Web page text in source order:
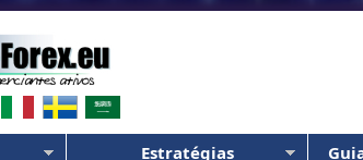
Estratégias